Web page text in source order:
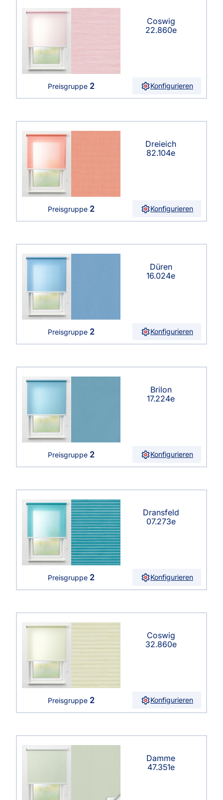
Coswig
22.860e
Preisgruppe 2 Konfigurieren
Dreieich
82.104e
Preisgruppe 2 Konfigurieren
Düren
16.024e
Preisgruppe 2 Konfigurieren
Brilon
17.224e
Preisgruppe 2 Konfigurieren
Dransfeld
07.273e
Preisgruppe 2 Konfigurieren
Coswig
32.860e
Preisgruppe 2 Konfigurieren
Damme
47.351e